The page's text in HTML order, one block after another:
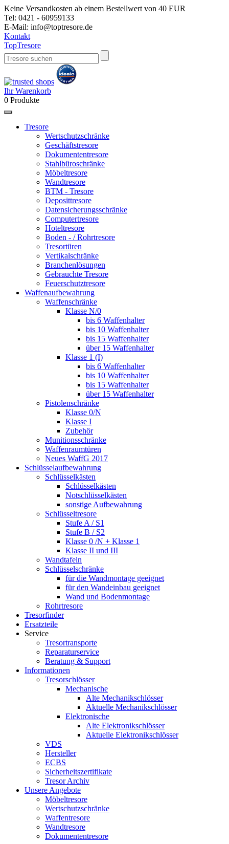
Keine Versandkosten ab einem Bestellwert von 40 EUR
Tel: 0421 - 60959133
E-Mail: info@toptresore.de
Kontakt
TopTresore
Ihr Warenkorb
0 Produkte
Tresore
Wertschutzschränke
Geschäftstresore
Dokumententresore
Stahlbüroschränke
Möbeltresore
Wandtresore
BTM - Tresore
Deposittresore
Datensicherungsschränke
Computertresore
Hoteltresore
Boden - / Rohrtresore
Tresortüren
Vertikalschränke
Branchenlösungen
Gebrauchte Tresore
Feuerschutztresore
Waffenaufbewahrung
Waffenschränke
Klasse N/0
bis 6 Waffenhalter
bis 10 Waffenhalter
bis 15 Waffenhalter
über 15 Waffenhalter
Klasse 1 (I)
bis 6 Waffenhalter
bis 10 Waffenhalter
bis 15 Waffenhalter
über 15 Waffenhalter
Pistolenschränke
Klasse 0/N
Klasse I
Zubehör
Munitionsschränke
Waffenraumtüren
Neues WaffG 2017
Schlüsselaufbewahrung
Schlüsselkästen
Schlüsselkästen
Notschlüsselkästen
sonstige Aufbewahrung
Schlüsseltresore
Stufe A / S1
Stufe B / S2
Klasse 0 /N + Klasse 1
Klasse II und III
Wandtafeln
Schlüsselschränke
für die Wandmontage geeignet
für den Wandeinbau geeignet
Wand und Bodenmontage
Rohrtresore
Tresorfinder
Ersatzteile
Service
Tresortransporte
Reparaturservice
Beratung & Support
Informationen
Tresorschlösser
Mechanische
Alte Mechanikschlösser
Aktuelle Mechanikschlösser
Elektronische
Alte Elektronikschlösser
Aktuelle Elektronikschlösser
VDS
Hersteller
ECBS
Sicherheitszertifikate
Tresor Archiv
Unsere Angebote
Möbeltresore
Wertschutzschränke
Waffentresore
Wandtresore
Dokumententresore